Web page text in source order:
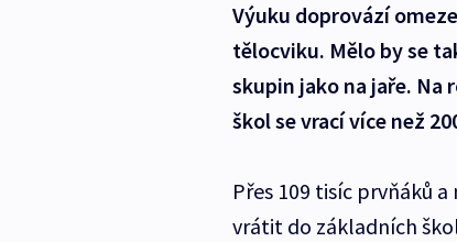
Výuku doprovází
tělocviku. Mělo by se
skupin jako na jaře. Na
škol se vrací více než
Přes 109 tisíc prvňáků
vrátit do základních